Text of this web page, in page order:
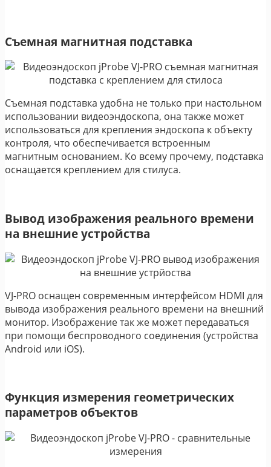
Съемная магнитная подставка
Съемная подставка удобна не только при настольном
использовании видеоэндоскопа, она также может
использоваться для крепления эндоскопа к объекту
контроля, что обеспечивается встроенным
магнитным основанием. Ко всему прочему, подставка
оснащается креплением для стилуса.
Вывод изображения реального времени
на внешние устройства
VJ-PRO оснащен современным интерфейсом HDMI для
вывода изображения реального времени на внешний
монитор. Изображение так же может передаваться
при помощи беспроводного соединения (устройства
Android или iOS).
Функция измерения геометрических
параметров объектов